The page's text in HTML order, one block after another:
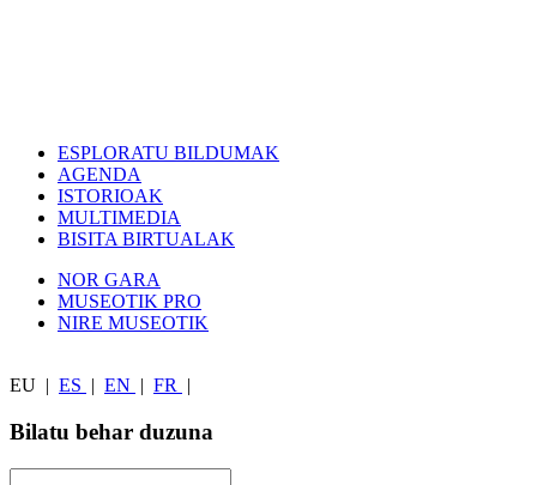
ESPLORATU BILDUMAK
AGENDA
ISTORIOAK
MULTIMEDIA
BISITA BIRTUALAK
NOR GARA
MUSEOTIK PRO
NIRE MUSEOTIK
EU ES EN FR
Bilatu behar duzuna